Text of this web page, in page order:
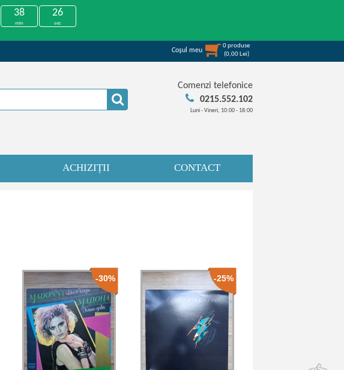
38
min
25
sec
Coşul meu
0produse
(0,00 Lei)
Comenzi telefonice
0215.552.102
Luni - Vineri, 10:00 - 18:00
ACHIZIȚII CONTACT
-30% -25%